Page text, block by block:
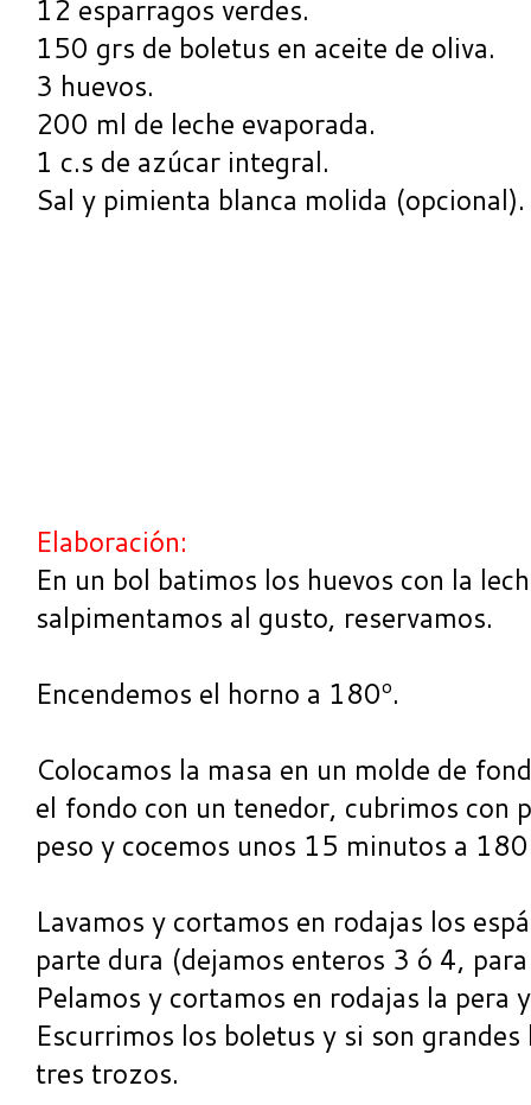
12 esparragos verdes.
150 grs de boletus en aceite de oliva.
3 huevos.
200 ml de leche evaporada.
1 c.s de azúcar integral.
Sal y pimienta blanca molida (opcional).
Elaboración:
En un bol batimos los huevos con la
salpimentamos al gusto, reservamos.
Encendemos el horno a 180º.
Colocamos la masa en un molde de
el fondo con un tenedor, cubrimos con
peso y cocemos unos 15 minutos a
Lavamos y cortamos en rodajas los
parte dura (dejamos enteros 3 ó 4,
Pelamos y cortamos en rodajas la pera
Escurrimos los boletus y si son
tres trozos.